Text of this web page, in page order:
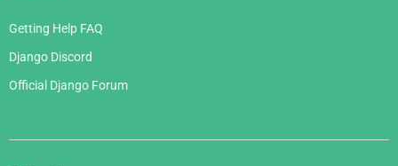
Getting Help FAQ
Django Discord
Official Django Forum